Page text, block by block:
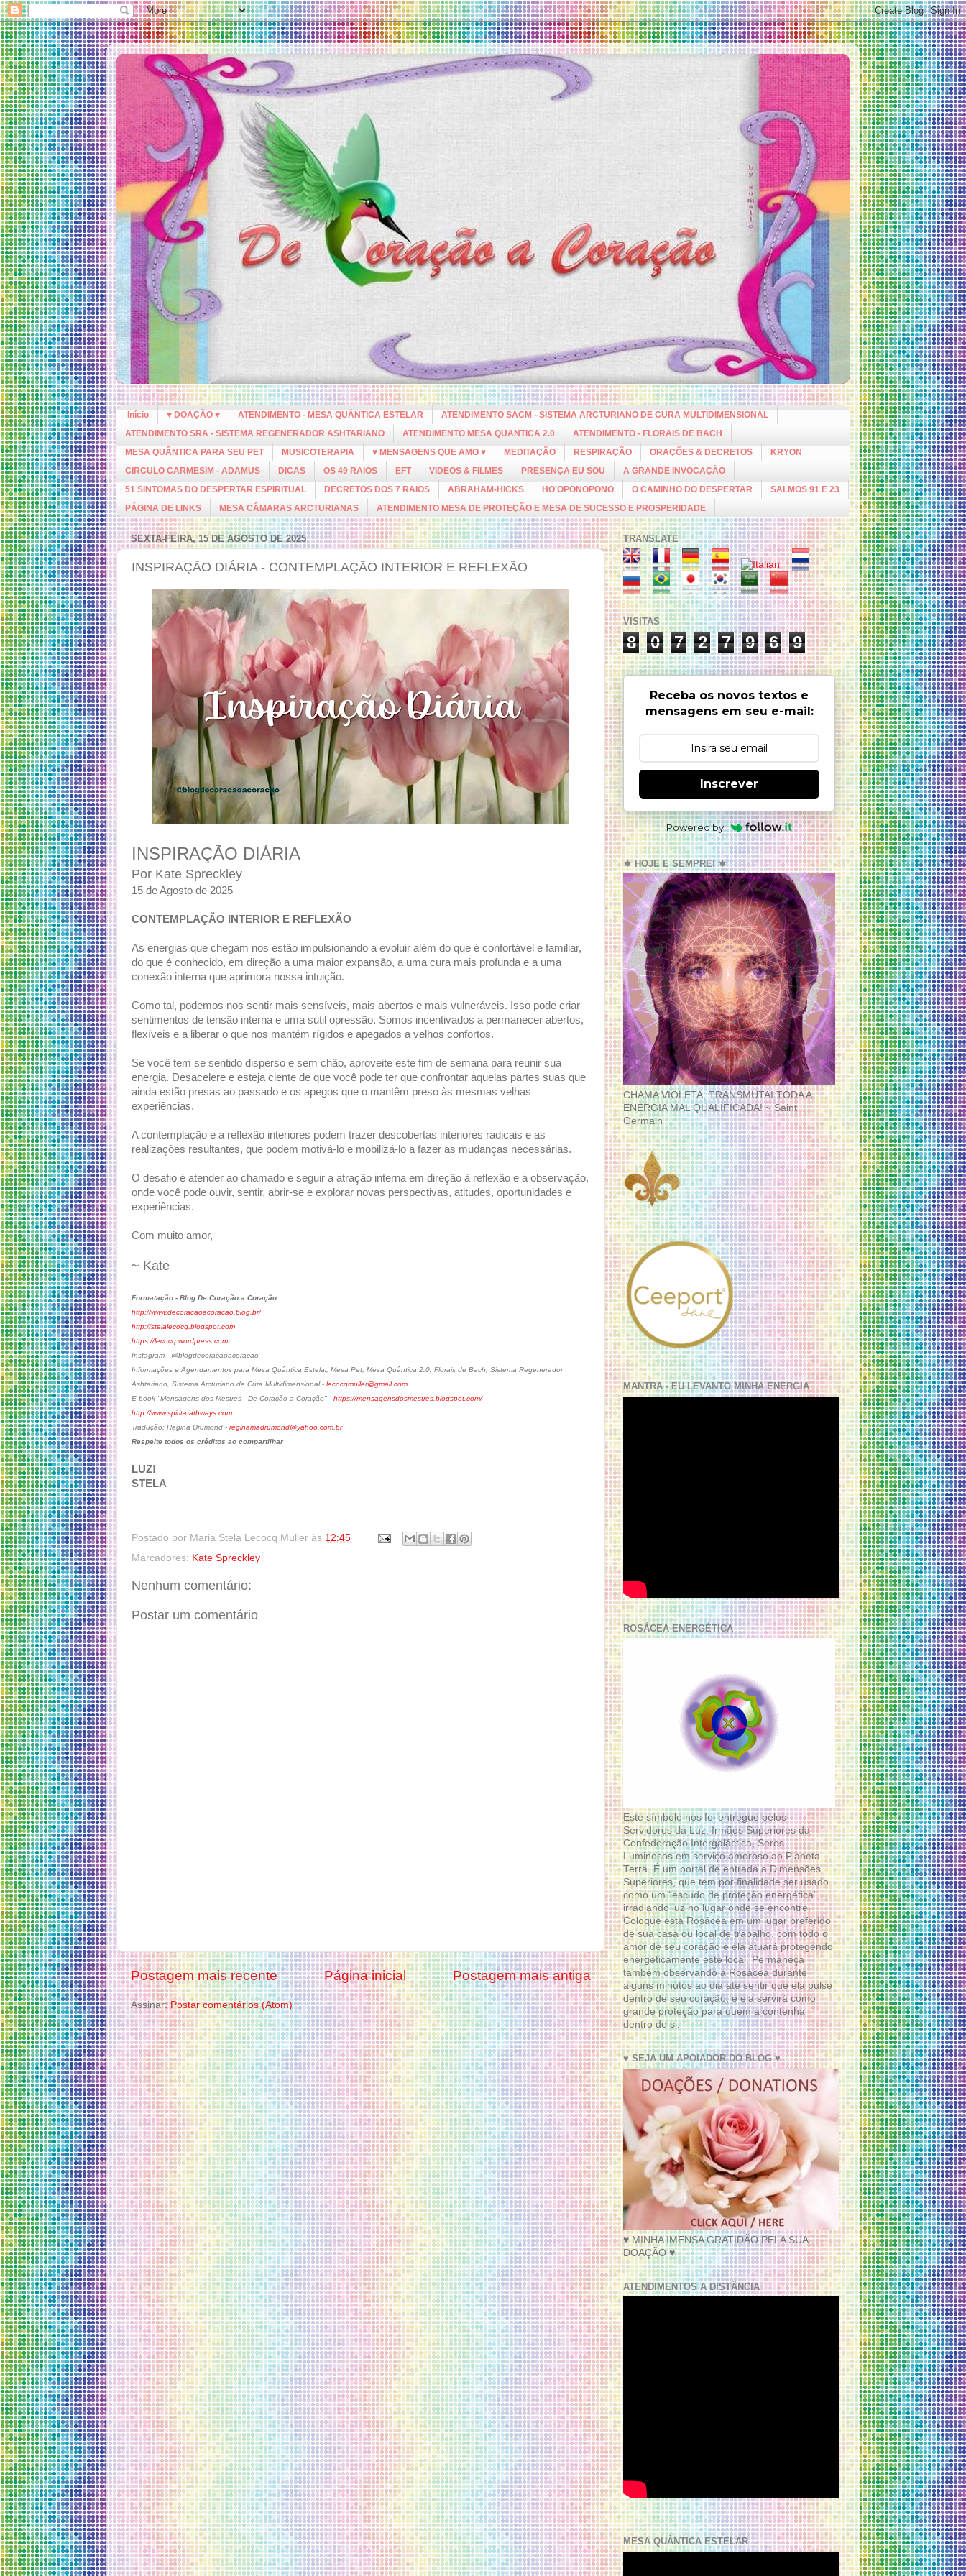
Início ♥ DOAÇÃO ♥ ATENDIMENTO - MESA QUÂNTICA ESTELAR
ATENDIMENTO SACM - SISTEMA ARCTURIANO DE CURA MULTIDIMENSIONAL
ATENDIMENTO SRA - SISTEMA REGENERADOR ASHTARIANO
ATENDIMENTO MESA QUANTICA 2.0
ATENDIMENTO - FLORAIS DE BACH
MESA QUÂNTICA PARA SEU PET
MUSICOTERAPIA ♥ MENSAGENS QUE AMO ♥ MEDITAÇÃO RESPIRAÇÃO ORAÇÕES & DECRETOS
KRYON
CIRCULO CARMESIM - ADAMUS
DICAS OS 49 RAIOS EFT VIDEOS & FILMES PRESENÇA EU SOU
A GRANDE INVOCAÇÃO
51 SINTOMAS DO DESPERTAR ESPIRITUAL
DECRETOS DOS 7 RAIOS ABRAHAM-HICKS HO'OPONOPONO O CAMINHO DO DESPERTAR
SALMOS 91 E 23
PÁGINA DE LINKS
MESA CÂMARAS ARCTURIANAS ATENDIMENTO MESA DE PROTEÇÃO E MESA DE SUCESSO E PROSPERIDADE
SEXTA-FEIRA, 15 DE AGOSTO DE 2025
INSPIRAÇÃO DIÁRIA - CONTEMPLAÇÃO INTERIOR E REFLEXÃO
INSPIRAÇÃO DIÁRIA
Por Kate Spreckley
15 de Agosto de 2025
CONTEMPLAÇÃO INTERIOR E REFLEXÃO
As energias que chegam nos estão impulsionando a evoluir além do que é confortável e familiar,
do que é conhecido, em direção a uma maior expansão, a uma cura mais profunda e a uma
conexão interna que aprimora nossa intuição.
Como tal, podemos nos sentir mais sensíveis, mais abertos e mais vulneráveis. Isso pode criar
sentimentos de tensão interna e uma sutil opressão. Somos incentivados a permanecer abertos,
flexíveis e a liberar o que nos mantém rígidos e apegados a velhos confortos.
Se você tem se sentido disperso e sem chão, aproveite este fim de semana para reunir sua
energia. Desacelere e esteja ciente de que você pode ter que confrontar aquelas partes suas que
ainda estão presas ao passado e os apegos que o mantêm preso às mesmas velhas
experiências.
A contemplação e a reflexão interiores podem trazer descobertas interiores radicais e as
realizações resultantes, que podem motivá-lo e mobilizá-lo a fazer as mudanças necessárias.
O desafio é atender ao chamado e seguir a atração interna em direção à reflexão e à observação,
onde você pode ouvir, sentir, abrir-se e explorar novas perspectivas, atitudes, oportunidades e
experiências.
Com muito amor,
~ Kate
Formatação - Blog De Coração a Coração
http://www.decoracaoacoracao.blog.br/
http://stelalecocq.blogspot.com
https://lecocq.wordpress.com
Instagram - @blogdecoracaoacoracao
Informações e Agendamentos para Mesa Quântica Estelar, Mesa Pet, Mesa Quântica 2.0, Florais de Bach, Sistema Regenerador
Ashtariano, Sistema Arcturiano de Cura Multidimensional - lecocqmuller@gmail.com
E-book "Mensagens dos Mestres - De Coração a Coração" - https://mensagensdosmestres.blogspot.com/
http://www.spirit-pathways.com
Tradução: Regina Drumond - reginamadrumond@yahoo.com.br
Respeite todos os créditos ao compartilhar
LUZ!
STELA
Postado por Maria Stela Lecocq Muller às 12:45
Marcadores: Kate Spreckley
Nenhum comentário:
Postar um comentário
Postagem mais recente Postagem mais antiga
Página inicial
Assinar:Postar comentários (Atom)
TRANSLATE
VISITAS
8 0 7 2 7 9 6 9
Receba os novos textos e
mensagens em seu e-mail:
Inscrever
Powered by
⚜️ HOJE E SEMPRE! ⚜️
CHAMA VIOLETA, TRANSMUTAI TODA A
ENERGIA MAL QUALIFICADA! ~ Saint
Germain
MANTRA - EU LEVANTO MINHA ENERGIA
ROSÁCEA ENERGÉTICA
Este símbolo nos foi entregue pelos
Servidores da Luz, Irmãos Superiores da
Confederação Intergaláctica, Seres
Luminosos em serviço amoroso ao Planeta
Terra. É um portal de entrada a Dimensões
Superiores, que tem por finalidade ser usado
como um “escudo de proteção energética”,
irradiando luz no lugar onde se encontre.
Coloque esta Rosácea em um lugar preferido
de sua casa ou local de trabalho, com todo o
amor de seu coração e ela atuará protegendo
energeticamente este local. Permaneça
também observando a Rosácea durante
alguns minutos ao dia até sentir que ela pulse
dentro de seu coração, e ela servirá como
grande proteção para quem a contenha
dentro de si.
♥ SEJA UM APOIADOR DO BLOG ♥
♥ MINHA IMENSA GRATIDÃO PELA SUA
DOAÇÃO ♥
ATENDIMENTOS A DISTÂNCIA
MESA QUÂNTICA ESTELAR